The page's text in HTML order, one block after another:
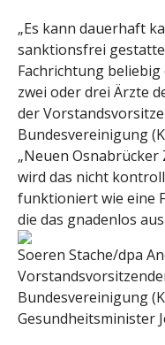
„Es kann dauerhaft
sanktionsfrei
Fachrichtung
zwei oder drei Ärzte
der
Bundesvereinigung
„Neuen Osnabrücker
wird das nicht
funktioniert wie eine
die das gnadenlos
Soeren Stache/dpa
Bundesvereinigung
Gesundheitsminister